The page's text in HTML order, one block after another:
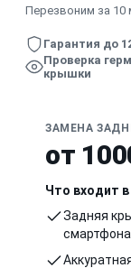
Перезвоним за 10
Гарантия до
Проверка
крышки
ЗАМЕНА
от
Что входит в
Задняя
смартфона